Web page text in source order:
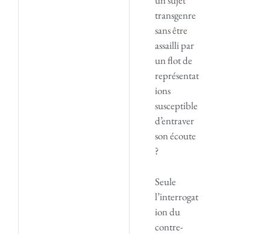
transgenre
sans être
assailli par
un flot de
représentat
ions
susceptible
d’entraver
son écoute
?
Seule
l’interrogat
ion du
contre-